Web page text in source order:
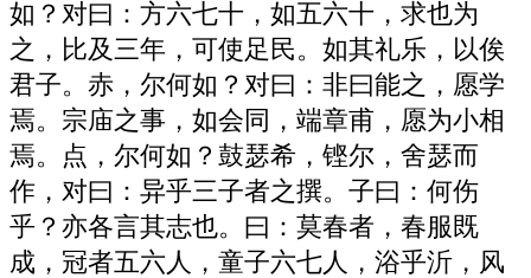
如？对曰：方六七十，如五六十，求也为
之，比及三年，可使足民。如其礼乐，以俟
君子。赤，尔何如？对曰：非曰能之，愿学
焉。宗庙之事，如会同，端章甫，愿为小相
焉。点，尔何如？鼓瑟希，铿尔，舍瑟而
作，对曰：异乎三子者之撰。子曰：何伤
乎？亦各言其志也。曰：莫春者，春服既
成，冠者五六人，童子六七人，浴乎沂，风